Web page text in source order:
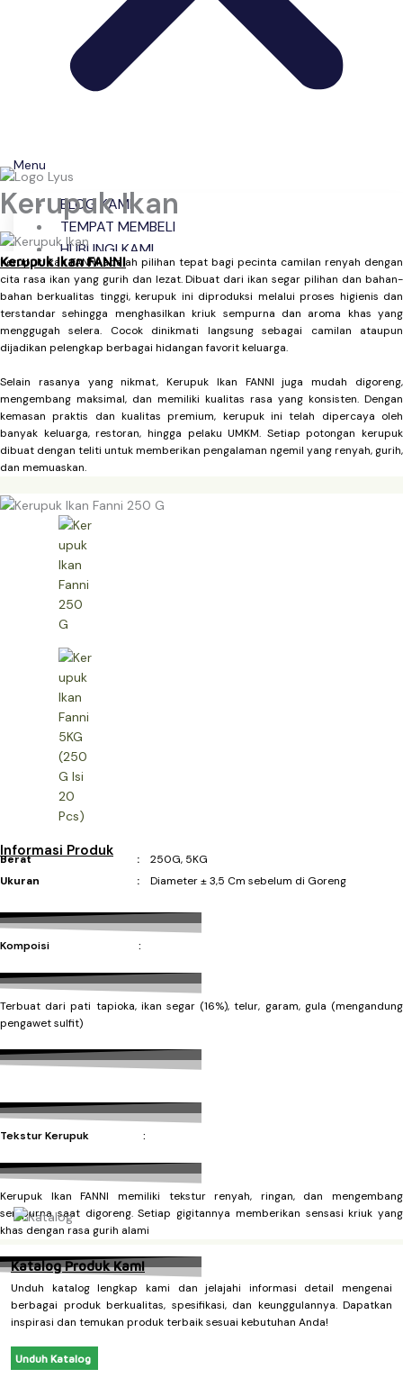
Menu
BLOG KAMI
TEMPAT MEMBELI
HUBUNGI KAMI
Kerupuk Ikan
Kerupuk Ikan FANNI
Kerupuk Ikan FANNI adalah pilihan tepat bagi pecinta camilan renyah dengan
cita rasa ikan yang gurih dan lezat. Dibuat dari ikan segar pilihan dan bahan-
bahan berkualitas tinggi, kerupuk ini diproduksi melalui proses higienis dan
terstandar sehingga menghasilkan kriuk sempurna dan aroma khas yang
menggugah selera. Cocok dinikmati langsung sebagai camilan ataupun
dijadikan pelengkap berbagai hidangan favorit keluarga.
Selain rasanya yang nikmat, Kerupuk Ikan FANNI juga mudah digoreng,
mengembang maksimal, dan memiliki kualitas rasa yang konsisten. Dengan
kemasan praktis dan kualitas premium, kerupuk ini telah dipercaya oleh
banyak keluarga, restoran, hingga pelaku UMKM. Setiap potongan kerupuk
dibuat dengan teliti untuk memberikan pengalaman ngemil yang renyah, gurih,
dan memuaskan.
Informasi Produk
Berat : 250G, 5KG
Ukuran : Diameter ± 3,5 Cm sebelum di Goreng
Kompoisi :
Terbuat dari pati tapioka, ikan segar (16%), telur, garam, gula (mengandung
pengawet sulfit)
Tekstur Kerupuk :
Kerupuk Ikan FANNI memiliki tekstur renyah, ringan, dan mengembang
sempurna saat digoreng. Setiap gigitannya memberikan sensasi kriuk yang
khas dengan rasa gurih alami
Katalog Produk Kami
Unduh katalog lengkap kami dan jelajahi informasi detail mengenai
berbagai produk berkualitas, spesifikasi, dan keunggulannya. Dapatkan
inspirasi dan temukan produk terbaik sesuai kebutuhan Anda!
Unduh Katalog